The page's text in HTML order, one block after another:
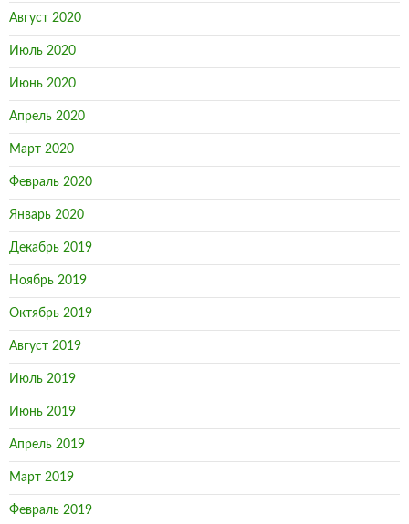
Август 2020
Июль 2020
Июнь 2020
Апрель 2020
Март 2020
Февраль 2020
Январь 2020
Декабрь 2019
Ноябрь 2019
Октябрь 2019
Август 2019
Июль 2019
Июнь 2019
Апрель 2019
Март 2019
Февраль 2019